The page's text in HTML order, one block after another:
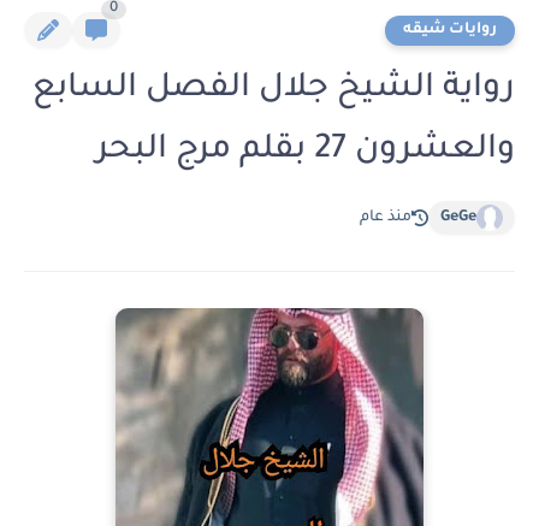
روايات شيقه
0
رواية الشيخ جلال الفصل السابع
والعشرون 27 بقلم مرج البحر
GeGe منذ عام